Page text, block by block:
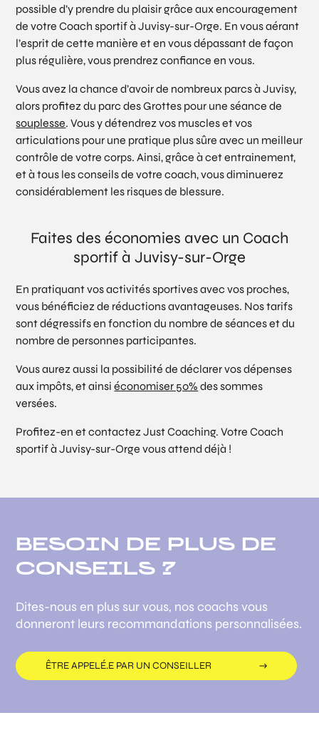
possible d’y prendre du plaisir grâce aux encouragement
de votre Coach sportif à Juvisy-sur-Orge. En vous aérant
l’esprit de cette manière et en vous dépassant de façon
plus régulière, vous prendrez confiance en vous.
Vous avez la chance d’avoir de nombreux parcs à Juvisy,
alors profitez du parc des Grottes pour une séance de
souplesse. Vous y détendrez vos muscles et vos
articulations pour une pratique plus sûre avec un meilleur
contrôle de votre corps. Ainsi, grâce à cet entrainement,
et à tous les conseils de votre coach, vous diminuerez
considérablement les risques de blessure.
Faites des économies avec un Coach
sportif à Juvisy-sur-Orge
En pratiquant vos activités sportives avec vos proches,
vous bénéficiez de réductions avantageuses. Nos tarifs
sont dégressifs en fonction du nombre de séances et du
nombre de personnes participantes.
Vous aurez aussi la possibilité de déclarer vos dépenses
aux impôts, et ainsiéconomiser 50% des sommes
versées.
Profitez-en et contactez Just Coaching. Votre Coach
sportif à Juvisy-sur-Orge vous attend déjà !
BESOIN DE PLUS DE
CONSEILS ?
Dites-nous en plus sur vous, nos coachs vous
donneront leurs recommandations personnalisées.
ÊTRE APPELÉ.E PAR UN CONSEILLER